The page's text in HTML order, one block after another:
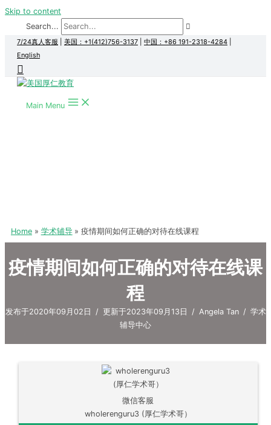
Skip to content
Search...
7/24真人客服 美国：+1(412)756-3137 中国：+86 191-2318-4284
English
Main Menu
Home 学术辅导 疫情期间如何正确的对待在线课程
疫情期间如何正确的对待在线课
程
发布于2020年09月02日 / 更新于2023年09月13日 / Angela Tan / 学术
辅导中心
微信客服
wholerenguru3 (厚仁学术哥）